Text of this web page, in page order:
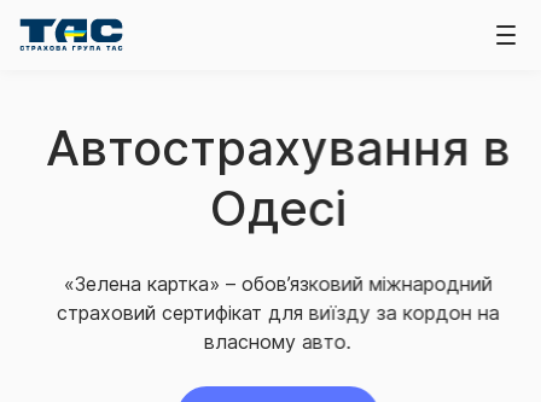
Автострахування в
Одесі
«Зелена картка» – обов’язковий міжнародний
страховий сертифікат для виїзду за кордон на
власному авто.